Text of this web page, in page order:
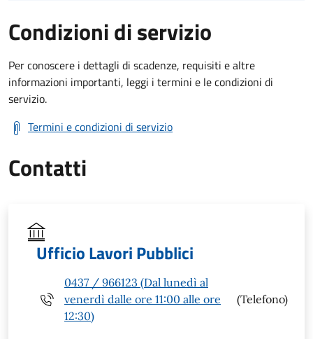
Condizioni di servizio
Per conoscere i dettagli di scadenze, requisiti e altre
informazioni importanti, leggi i termini e le condizioni di
servizio.
Termini e condizioni di servizio
Contatti
Ufficio Lavori Pubblici
0437 / 966123 (Dal lunedì al
venerdì dalle ore 11:00 alle ore
12:30)
(Telefono)